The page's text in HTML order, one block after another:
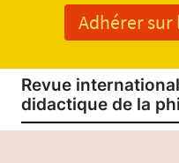
Adhérer sur
Revue
didactique de la